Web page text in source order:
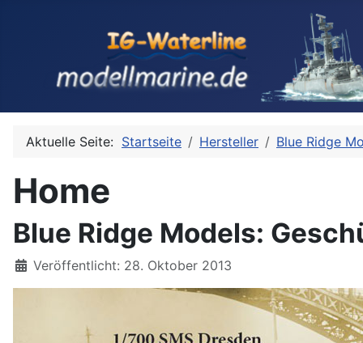
Aktuelle Seite: Startseite Hersteller Blue Ridge
Home
Blue Ridge Models:
Details
Veröffentlicht: 28. Oktober 2013